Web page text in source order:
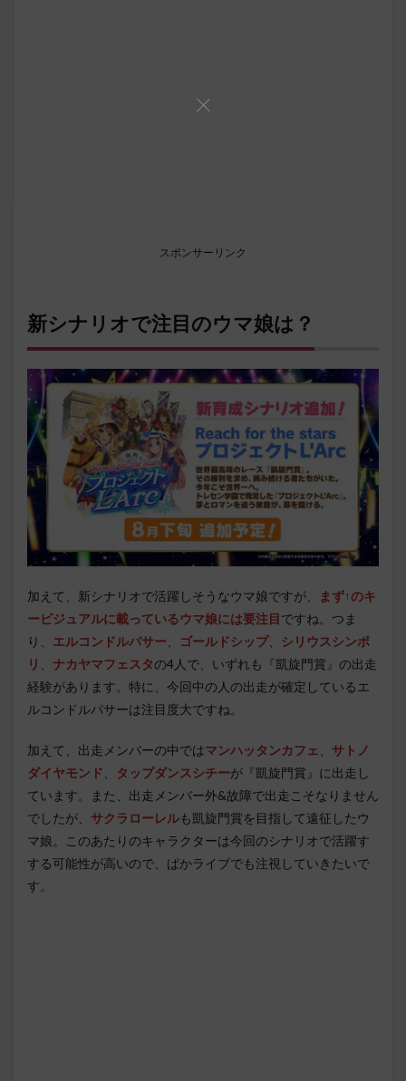
スポンサーリンク
新シナリオで注目のウマ娘は？
加えて、新シナリオで活躍しそうなウマ娘ですが、
まず↑のキ
ービジュアルに載っているウマ娘には要注目ですね。つま
り、 エルコンドルパサー ゴールドシップ、
シリウスシンボ
リ
ナカヤマフェスタの4人で、いずれも『凱旋門賞』の出走
経験があります。特に、今回中の人の出走が確定しているエ
ルコンドルパサーは注目度大ですね。
加えて、出走メンバーの中ではマンハッタンカフェ
サトノ
ダイヤモンド
タップダンスシチーが『凱旋門賞』に出走し
ています。また、出走メンバー外&故障で出走こそなりません
でしたが、 サクラローレルも凱旋門賞を目指して遠征したウ
マ娘。このあたりのキャラクターは今回のシナリオで活躍す
する可能性が高いので、ぱかライブでも注視していきたいで
す。